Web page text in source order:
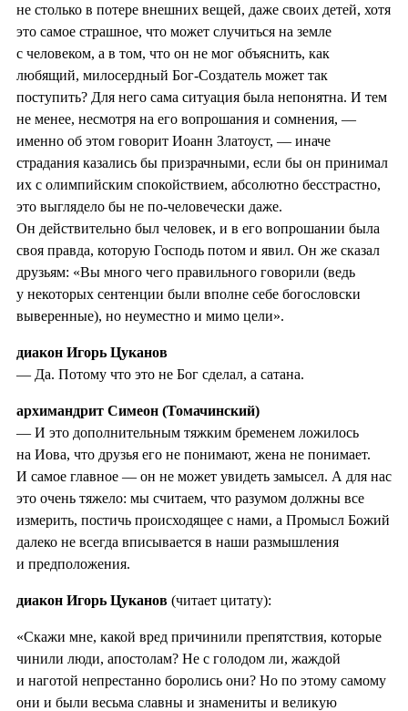
не столько в потере внешних вещей, даже своих детей, хотя
это самое страшное, что может случиться на земле
с человеком, а в том, что он не мог объяснить, как
любящий, милосердный Бог-Создатель может так
поступить? Для него сама ситуация была непонятна. И тем
не менее, несмотря на его вопрошания и сомнения, —
именно об этом говорит Иоанн Златоуст, — иначе
страдания казались бы призрачными, если бы он принимал
их с олимпийским спокойствием, абсолютно бесстрастно,
это выглядело бы не по-человечески даже.
Он действительно был человек, и в его вопрошании была
своя правда, которую Господь потом и явил. Он же сказал
друзьям: «Вы много чего правильного говорили (ведь
у некоторых сентенции были вполне себе богословски
выверенные), но неуместно и мимо цели».
диакон Игорь Цуканов
— Да. Потому что это не Бог сделал, а сатана.
архимандрит Симеон (Томачинский)
— И это дополнительным тяжким бременем ложилось
на Иова, что друзья его не понимают, жена не понимает.
И самое главное — он не может увидеть замысел. А для нас
это очень тяжело: мы считаем, что разумом должны все
измерить, постичь происходящее с нами, а Промысл Божий
далеко не всегда вписывается в наши размышления
и предположения.
диакон Игорь Цуканов (читает цитату):
«Скажи мне, какой вред причинили препятствия, которые
чинили люди, апостолам? Не с голодом ли, жаждой
и наготой непрестанно боролись они? Но по этому самому
они и были весьма славны и знамениты и великую